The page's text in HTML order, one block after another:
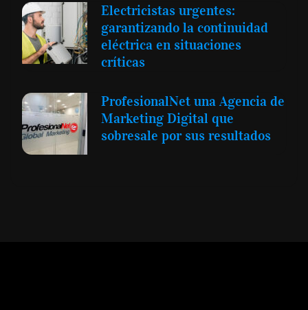
Electricistas urgentes:
garantizando la continuidad
eléctrica en situaciones
críticas
ProfesionalNet una Agencia de
Marketing Digital que
sobresale por sus resultados